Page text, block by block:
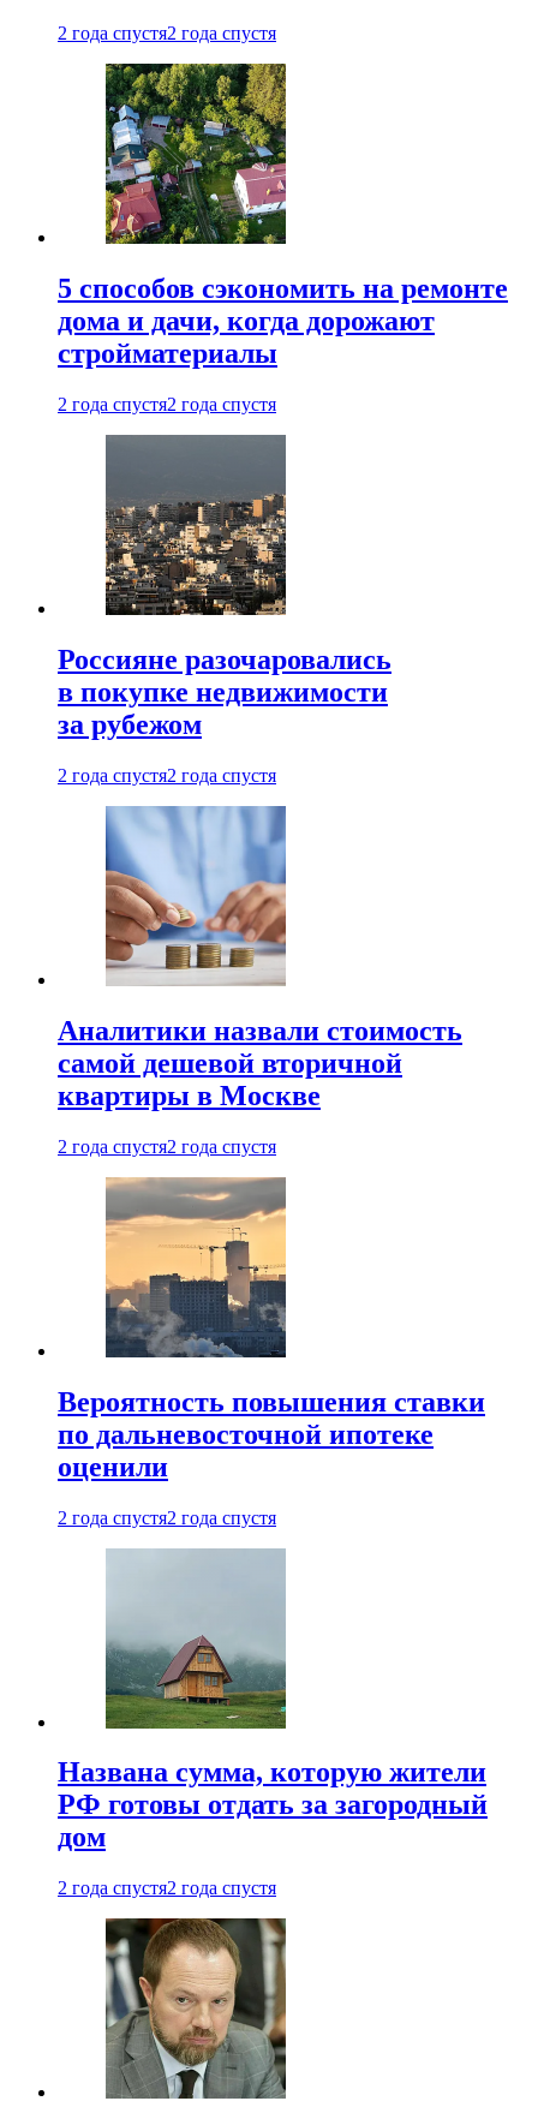
2 года спустя2 года спустя
5 способов сэкономить на ремонте
дома и дачи, когда дорожают
стройматериалы
2 года спустя2 года спустя
Россияне разочаровались
в покупке недвижимости
за рубежом
2 года спустя2 года спустя
Аналитики назвали стоимость
самой дешевой вторичной
квартиры в Москве
2 года спустя2 года спустя
Вероятность повышения ставки
по дальневосточной ипотеке
оценили
2 года спустя2 года спустя
Названа сумма, которую жители
РФ готовы отдать за загородный
дом
2 года спустя2 года спустя